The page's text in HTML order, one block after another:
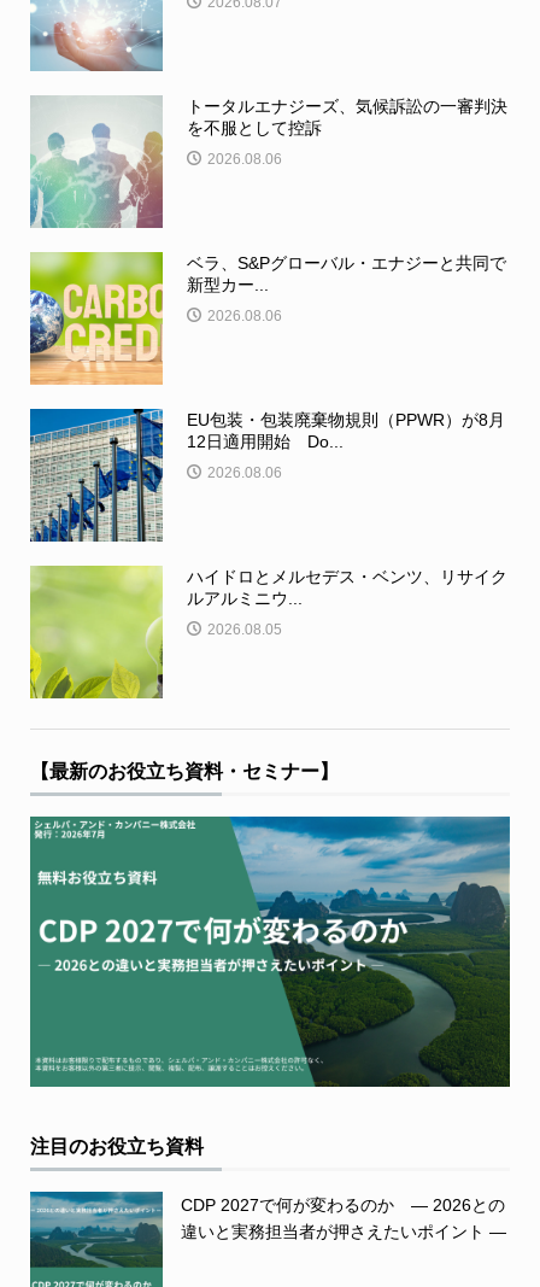
トータルエナジーズ、気候訴訟の一審判決
を不服として控訴
2026.08.06
ベラ、S&Pグローバル・エナジーと共同で
新型カー...
2026.08.06
EU包装・包装廃棄物規則（PPWR）が8月
12日適用開始 Do...
2026.08.06
ハイドロとメルセデス・ベンツ、リサイク
ルアルミニウ...
2026.08.05
【最新のお役立ち資料・セミナー】
注目のお役立ち資料
CDP 2027で何が変わるのか ― 2026との
違いと実務担当者が押さえたいポイント ―